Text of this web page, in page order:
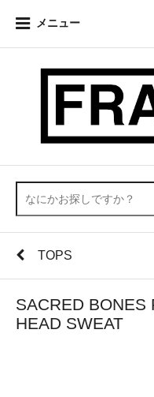
メニュー
TOPS
SACRED BONES
HEAD SWEAT